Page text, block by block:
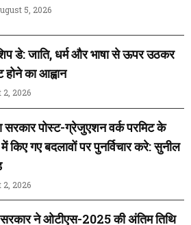
5, 2026
डे: जाति, धर्म और भाषा से ऊपर उठकर
का आह्वान
2, 2026
सरकार पोस्ट-ग्रेजुएशन वर्क परमिट के
में किए गए बदलावों पर पुनर्विचार करे: सुनील
2, 2026
ने ओटीएस-2025 की अंतिम तिथि